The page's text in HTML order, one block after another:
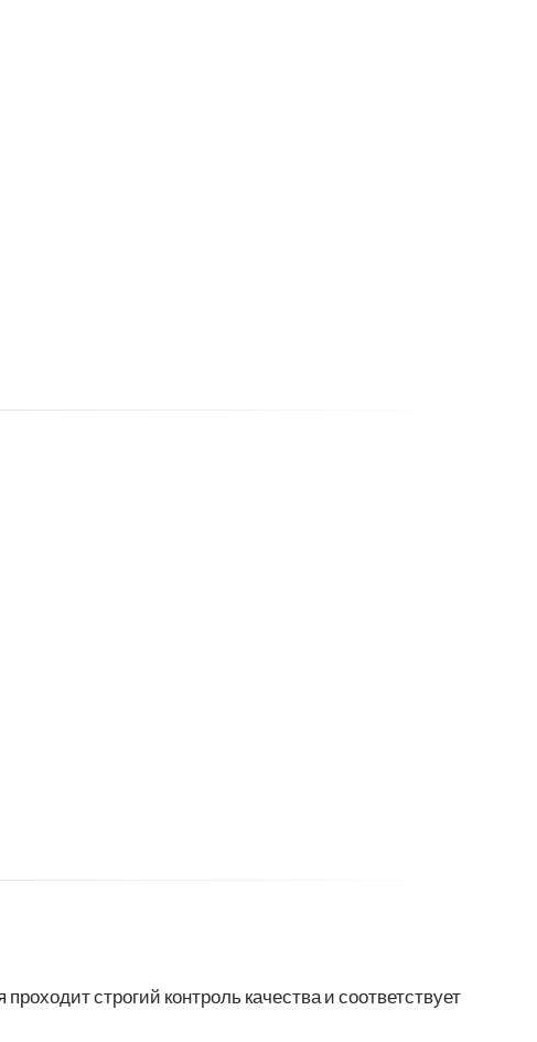
строгий контроль качества и соответствует